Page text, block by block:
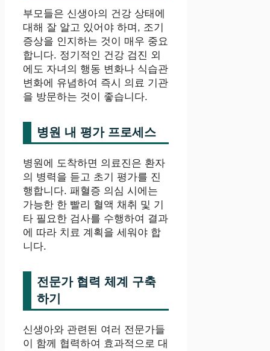
부모들은 신생아의 건강 상태에
대해 잘 알고 있어야 하며, 조기
증상을 인지하는 것이 매우 중요
합니다. 정기적인 건강 검진 외
에도 자녀의 행동 변화나 식습관
변화에 유념하여 즉시 의료 기관
을 방문하는 것이 좋습니다.
병원 내 평가 프로세스
병원에 도착하면 의료진은 환자
의 병력을 듣고 초기 평가를 진
행합니다. 패혈증 의심 시에는
가능한 한 빨리 혈액 채취 및 기
타 필요한 검사를 수행하여 결과
에 따라 치료 계획을 세워야 합
니다.
전문가 협력 체계 구축
하기
신생아와 관련된 여러 전문가들
이 함께 협력하여 효과적으로 대